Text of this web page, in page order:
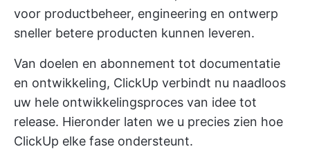
voor productbeheer, engineering en ontwerp
sneller betere producten kunnen leveren.
Van doelen en abonnement tot documentatie
en ontwikkeling, ClickUp verbindt nu naadloos
uw hele ontwikkelingsproces van idee tot
release. Hieronder laten we u precies zien hoe
ClickUp elke fase ondersteunt.